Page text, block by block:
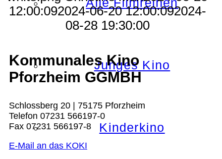
Junges Kino
Kinderkino
12:00:092024-06-20 12:00:092024-
08-28 19:30:00
Kommunales Kino
Pforzheim GGMBH
Schlossberg 20 | 75175 Pforzheim
Telefon 07231 566197-0
Fax 07231 566197-8
E-Mail an das KOKI